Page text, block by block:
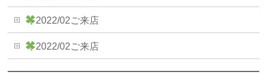
2022/02ご来店
2022/02ご来店